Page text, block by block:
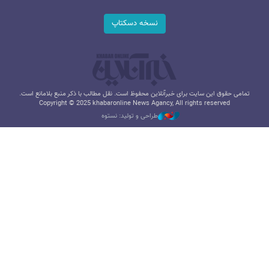
نسخه دسکتاپ
تمامی حقوق این سایت برای خبرآنلاین محفوظ است. نقل مطالب با ذکر منبع بلامانع است.
Copyright © 2025 khabaronline News Agancy, All rights reserved
طراحی و تولید: نستوه